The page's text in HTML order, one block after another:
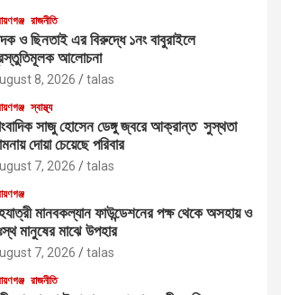
রাজনীতি
ও ছিনতাই এর বিরুদ্ধে ১নং বাবুরাইলে
আলোচনা
8, 2026 talas
স্বাস্থ্য
সাজু হোসেন ডেঙ্গু জ্বরে আক্রান্ত সুস্থতা
দোয়া চেয়েছে পরিবার
7, 2026 talas
মানবকল্যান ফাউন্ডেশনের পক্ষ থেকে অসহায় ও
মানুষের মাঝে উপহার
7, 2026 talas
রাজনীতি